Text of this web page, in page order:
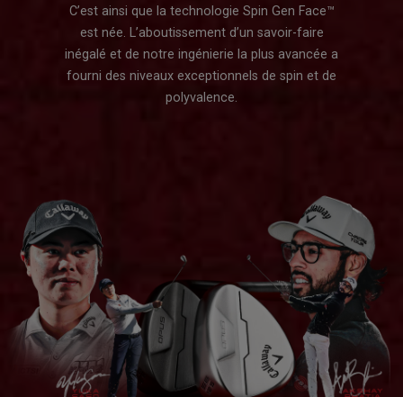
C’est ainsi que la technologie Spin Gen Face™️
est née. L’aboutissement d’un savoir-faire
inégalé et de notre ingénierie la plus avancée a
fourni des niveaux exceptionnels de spin et de
polyvalence.